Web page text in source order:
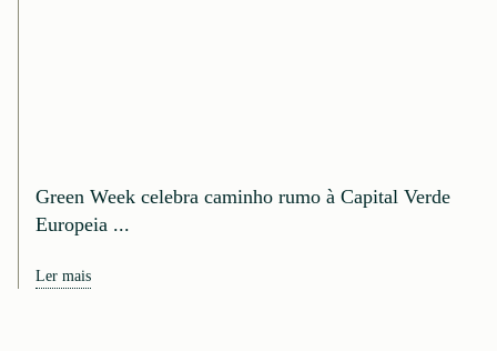
Green Week celebra caminho rumo à Capital Verde
Europeia ...
Ler mais